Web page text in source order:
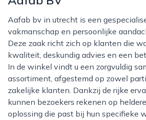
Aafab bv in utrecht is een gespecialiseerde winkel waar
vakmanschap en persoonlijke
Deze zaak richt zich op klanten die
kwaliteit, deskundig advies en een
In de winkel vindt u een zorgvuldig
assortiment, afgestemd op zowel
zakelijke klanten. Dankzij de rijke
kunnen bezoekers rekenen op
oplossing die past bij hun specifieke